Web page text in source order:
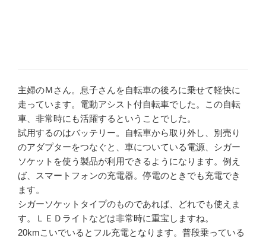
主婦のＭさん。息子さんを自転車の後ろに乗せて軽快に
走っています。電動アシスト付自転車でした。この自転
車、非常時にも活躍するということでした。
試用するのはバッテリー。自転車から取り外し、別売り
のアダプターをつなぐと、車についている電源、シガー
ソケットを使う製品が利用できるようになります。例え
ば、スマートフォンの充電器。停電のときでも充電でき
ます。
シガーソケットタイプのものであれば、どれでも使えま
す。ＬＥＤライトなどは非常時に重宝しますね。
20kmこいでいるとフル充電となります。普段乗っている